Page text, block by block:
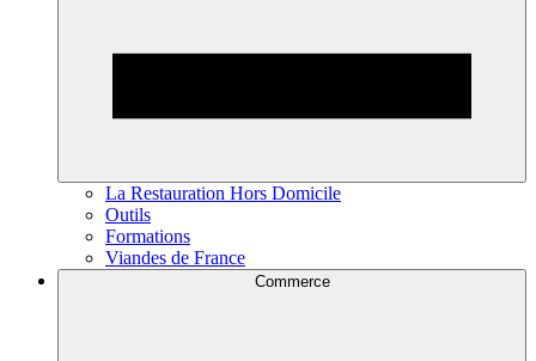
La Restauration Hors Domicile
Outils
Formations
Viandes de France
Commerce